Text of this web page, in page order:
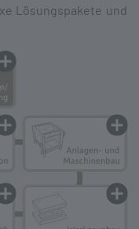
Lösungs­pakete und